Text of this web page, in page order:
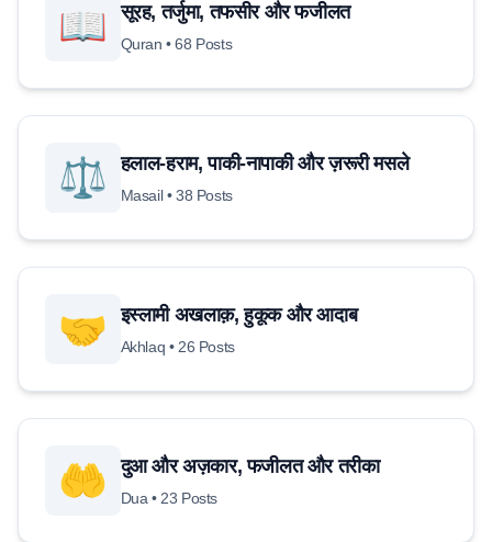
📖 सूरह, तर्जुमा, तफसीर और फजीलत
Quran • 68 Posts
⚖️ हलाल-हराम, पाकी-नापाकी और ज़रूरी मसले
Masail • 38 Posts
🤝 इस्लामी अखलाक़, हुकूक और आदाब
Akhlaq • 26 Posts
🤲 दुआ और अज़कार, फजीलत और तरीका
Dua • 23 Posts